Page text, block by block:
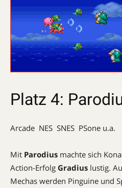
Platz 4:
Arcade  NES  SNES  PSone u.a.
Mit Parodius machte sich
Action-Erfolg Gradius lustig.
Mechas werden Pinguine und